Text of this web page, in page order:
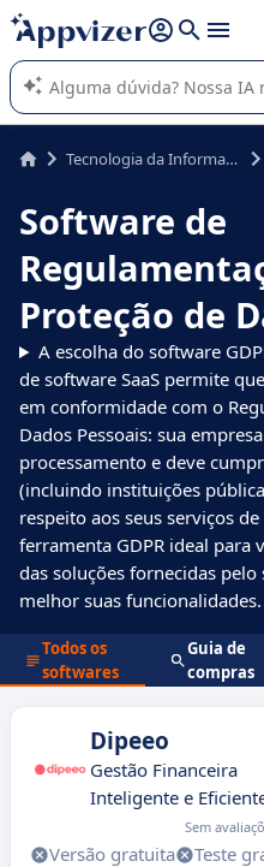
de nossa IA (várias linhas com
A IA do Appvizer o orienta no
SaaS para sua empresa.
Tecnologia da Informação (TI)
Software de
Proteção de
A escolha do software
de software SaaS permite
em conformidade com o
Dados Pessoais: sua
processamento e deve
(incluindo instituições
respeito aos seus serviços
ferramenta GDPR ideal para
das soluções fornecidas
melhor suas funcionalidades.
Todos os
softwares
Guia de
compras
Dipeeo
Gestão Financeira
Inteligente e
Sem
Versão gratuita Teste